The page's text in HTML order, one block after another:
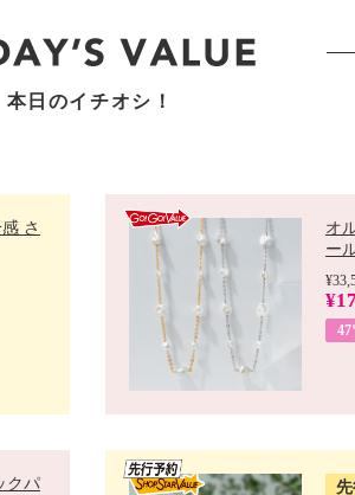
本日のイチオシ！
さ
オ
ー
クパ